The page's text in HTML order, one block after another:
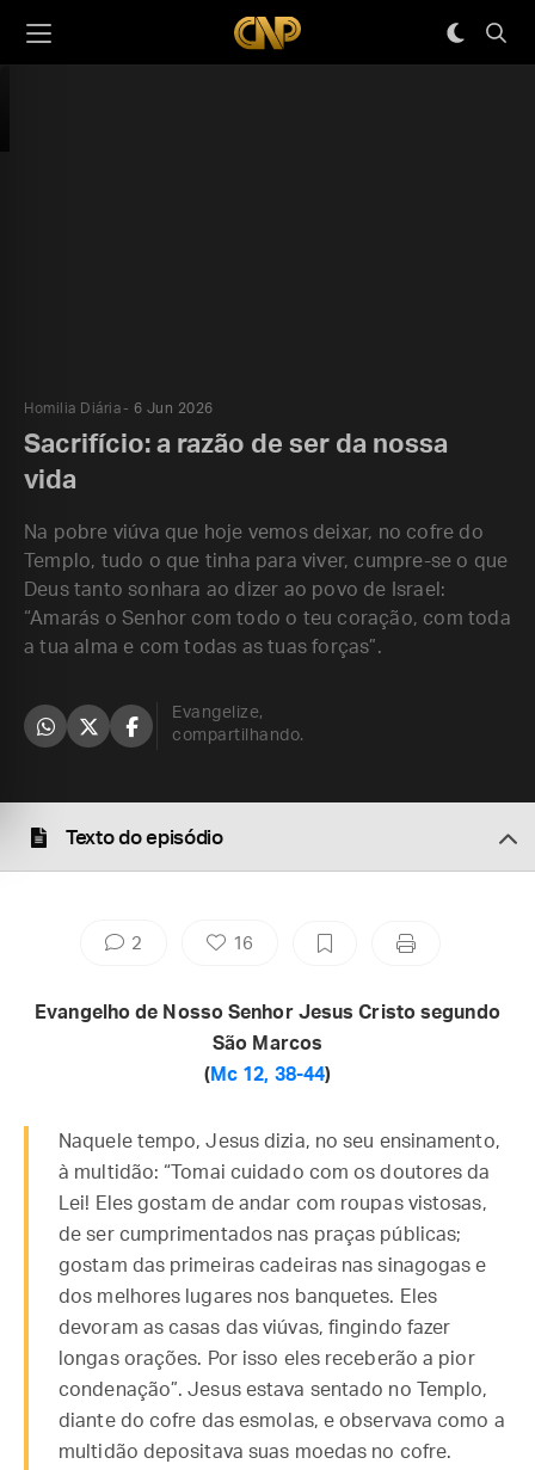
Homilia Diária 6 Jun 2026
Sacrifício: a razão de ser da nossa
vida
Na pobre viúva que hoje vemos deixar, no cofre do
Templo, tudo o que tinha para viver, cumpre-se o que
Deus tanto sonhara ao dizer ao povo de Israel:
“Amarás o Senhor com todo o teu coração, com toda
a tua alma e com todas as tuas forças”.
Evangelize,
compartilhando.
Texto do episódio
2 16
Evangelho de Nosso Senhor Jesus Cristo segundo
São Marcos
( Mc 12, 38-44)
Naquele tempo, Jesus dizia, no seu ensinamento,
à multidão: “Tomai cuidado com os doutores da
Lei! Eles gostam de andar com roupas vistosas,
de ser cumprimentados nas praças públicas;
gostam das primeiras cadeiras nas sinagogas e
dos melhores lugares nos banquetes. Eles
devoram as casas das viúvas, fingindo fazer
longas orações. Por isso eles receberão a pior
condenação”. Jesus estava sentado no Templo,
diante do cofre das esmolas, e observava como a
multidão depositava suas moedas no cofre.